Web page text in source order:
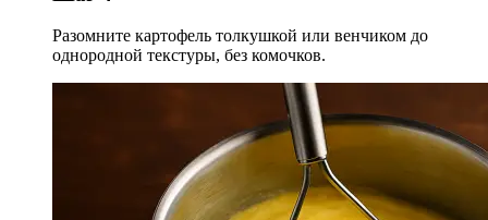
Разомните картофель толкушкой или венчиком до
однородной текстуры, без комочков.